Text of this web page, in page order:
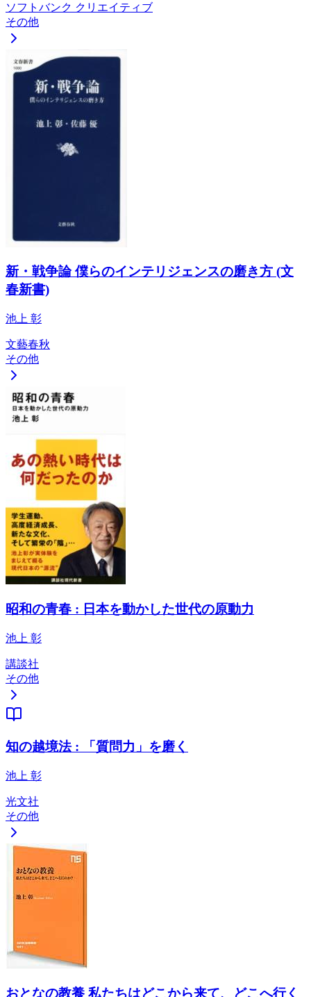
ソフトバンク クリエイティブ
その他
新・戦争論 僕らのインテリジェンスの磨き方 (文
春新書)
池上 彰
文藝春秋
その他
昭和の青春 : 日本を動かした世代の原動力
池上 彰
講談社
その他
知の越境法 : 「質問力」を磨く
池上 彰
光文社
その他
おとなの教養 私たちはどこから来て、どこへ行く